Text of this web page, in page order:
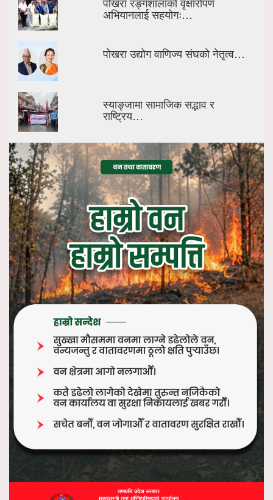
अभियानलाई सहयोगः…
पोखरा उद्योग वाणिज्य संघको नेतृत्व…
स्याङ्जामा सामाजिक सद्भाव र
राष्ट्रिय…